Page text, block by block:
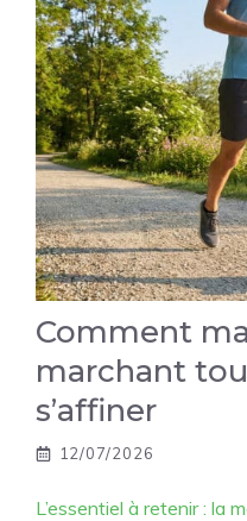
Comment
marchant
s’affiner
12/07/2026
L’essentiel à retenir : la